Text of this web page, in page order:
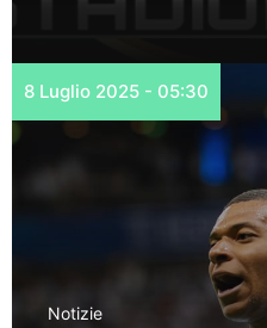
8 Luglio 2025 - 05:30
Notizie